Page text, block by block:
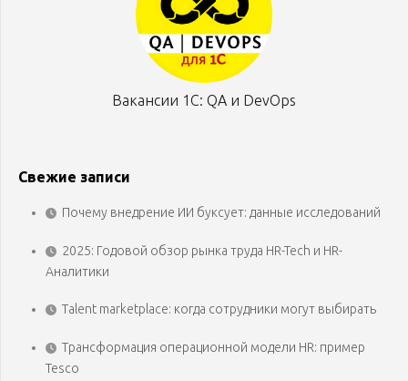
Вакансии 1С: QA и DevOps
Свежие записи
Почему внедрение ИИ буксует: данные исследований
2025: Годовой обзор рынка труда HR-Tech и HR-
Аналитики
Talent marketplace: когда сотрудники могут выбирать
Трансформация операционной модели HR: пример
Tesco